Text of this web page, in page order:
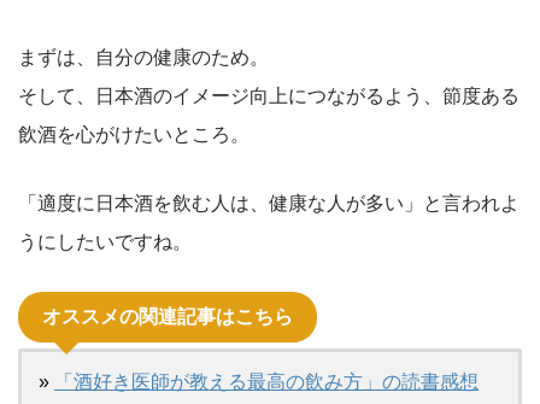
まずは、自分の健康のため。
そして、日本酒のイメージ向上につながるよう、節度ある
飲酒を心がけたいところ。
「適度に日本酒を飲む人は、健康な人が多い」と言われよ
うにしたいですね。
オススメの関連記事はこちら
» 「酒好き医師が教える最高の飲み方」の読書感想